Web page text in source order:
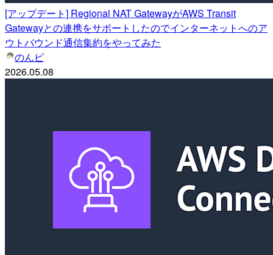
[アップデート] Regional NAT GatewayがAWS Transit
Gatewayとの連携をサポートしたのでインターネットへのア
ウトバウンド通信集約をやってみた
のんピ
2026.05.08